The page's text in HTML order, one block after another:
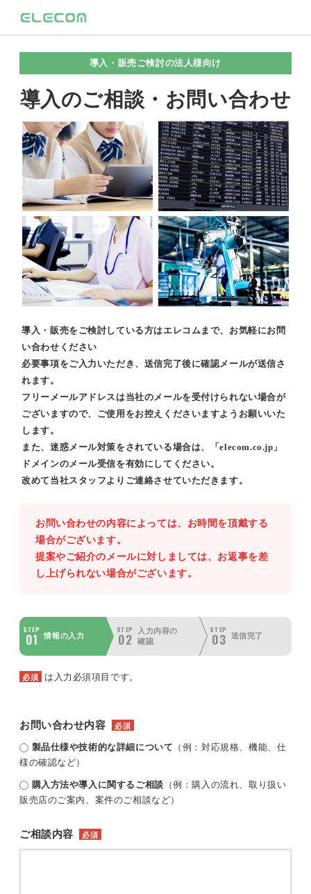
導入・販売ご検討の法人様向け
導入のご相談・お問い合わせ
導入・販売をご検討している方はエレコムまで、お気軽にお問
い合わせください
必要事項をご入力いただき、送信完了後に確認メールが送信さ
れます。
フリーメールアドレスは当社のメールを受付けられない場合が
ございますので、ご使用をお控えくださいますようお願いいた
します。
また、迷惑メール対策をされている場合は、「elecom.co.jp」
ドメインのメール受信を有効にしてください。
改めて当社スタッフよりご連絡させていただきます。
お問い合わせの内容によっては、お時間を頂戴する
場合がございます。
提案やご紹介のメールに対しましては、お返事を差
し上げられない場合がございます。
STEP
01 情報の入力
STEP
02
入力内容の
確認
STEP
03 送信完了
必須 は入力必須項目です。
お問い合わせ内容 必須
製品仕様や技術的な詳細について （例：対応規格、機能、仕
様の確認など）
購入方法や導入に関するご相談 （例：購入の流れ、取り扱い
販売店のご案内、案件のご相談など）
ご相談内容 必須